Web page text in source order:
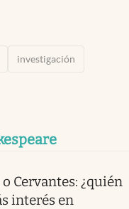
investigación
Cervantes: ¿quién
interés en